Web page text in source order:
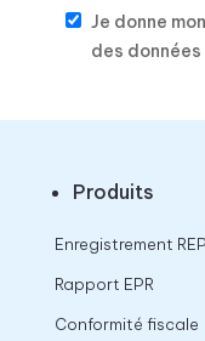
Je donne
des
Produits
Enregistrement REP
Rapport EPR
Conformité fiscale